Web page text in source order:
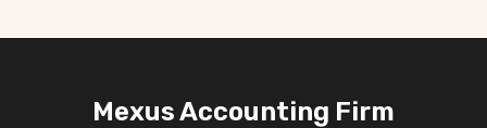
Mexus Accounting Firm